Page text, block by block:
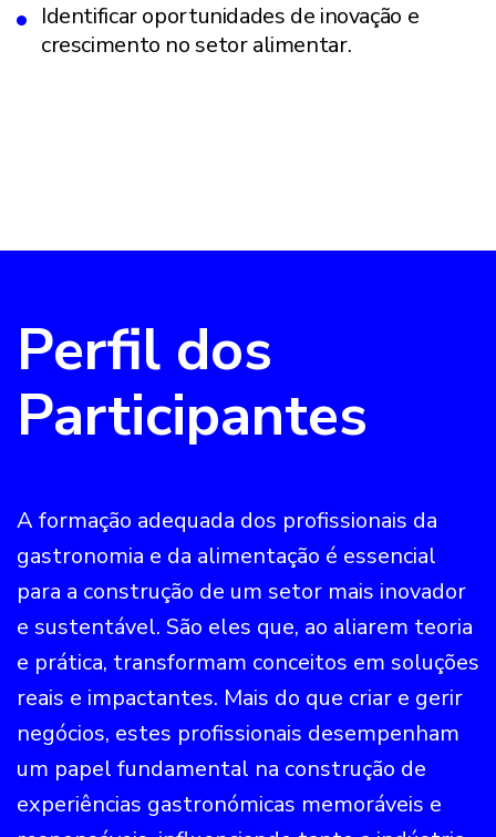
Identificar oportunidades de inovação e
crescimento no setor alimentar.
Perfil dos
Participantes
A formação adequada dos profissionais da
gastronomia e da alimentação é essencial
para a construção de um setor mais inovador
e sustentável. São eles que, ao aliarem teoria
e prática, transformam conceitos em soluções
reais e impactantes. Mais do que criar e gerir
negócios, estes profissionais desempenham
um papel fundamental na construção de
experiências gastronómicas memoráveis e